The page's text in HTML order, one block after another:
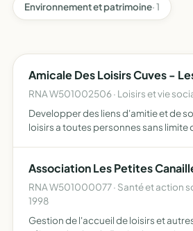
Environnement et patrimoine· 1
Amicale Des Loisirs Cuves -
RNA W501002506 · Loisirs et vie
Developper des liens d'amitie et de
loisirs a toutes personnes sans
Association Les Petites
RNA W501000077 · Santé et action
1998
Gestion de l'accueil de loisirs et